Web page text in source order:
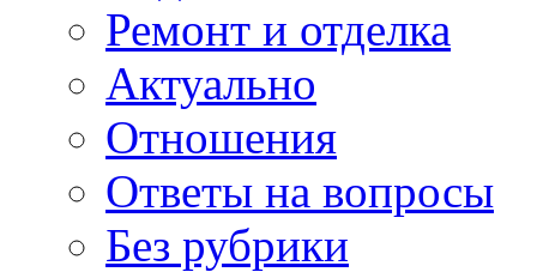
Ремонт и отделка
Актуально
Отношения
Ответы на вопросы
Без рубрики